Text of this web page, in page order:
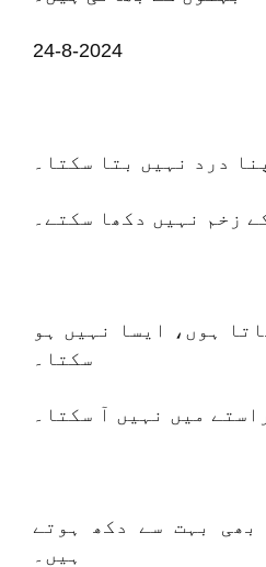
24-8-2024
درد نہیں بتا سکتا۔
زخم نہیں دکھا سکتے۔
ہوں، ایسا نہیں ہو
سکتا۔
میں نہیں آ سکتا۔
بھی بہت سے دکھ ہوتے
ہیں۔